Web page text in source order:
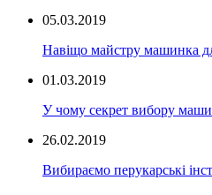
05.03.2019
Навіщо майстру машинка
01.03.2019
У чому секрет вибору
26.02.2019
Вибираємо перукарські